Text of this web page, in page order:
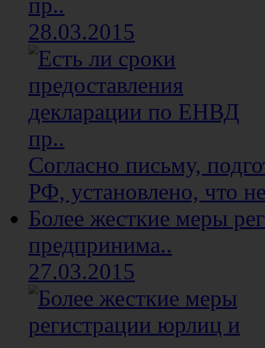
28.03.2015
Согласно письму,
РФ, установлено, что
Более жесткие меры
предпринима..
27.03.2015